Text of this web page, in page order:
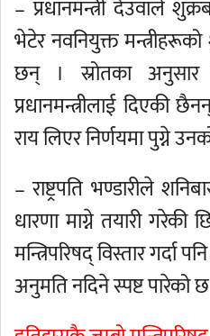
– प्रधानमन्त्री देउवाले
भेटेर नवनियुक्त
छन् । स्रोतका अनुसार
प्रधानमन्त्रीलाई दिएकी
राय लिएर निर्णयमा पुग्ने
– राष्ट्रपति भण्डारीले
धारणा माग्ने तयारी
मन्त्रिपरिषद् विस्तार
अनुमति नदिने स्पष्ट पारेको